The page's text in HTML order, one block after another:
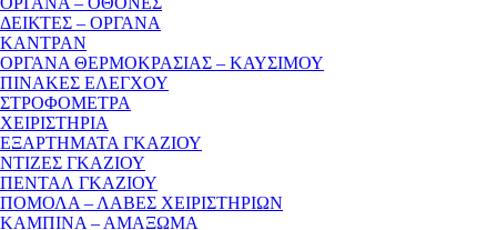
ΔΕΙΚΤΕΣ – ΟΡΓΑΝΑ
ΚΑΝΤΡΑΝ
ΟΡΓΑΝΑ ΘΕΡΜΟΚΡΑΣΙΑΣ – ΚΑΥΣΙΜΟΥ
ΠΙΝΑΚΕΣ ΕΛΕΓΧΟΥ
ΣΤΡΟΦΟΜΕΤΡΑ
ΧΕΙΡΙΣΤΗΡΙΑ
ΕΞΑΡΤΗΜΑΤΑ ΓΚΑΖΙΟΥ
ΝΤΙΖΕΣ ΓΚΑΖΙΟΥ
ΠΕΝΤΑΛ ΓΚΑΖΙΟΥ
ΠΟΜΟΛΑ – ΛΑΒΕΣ ΧΕΙΡΙΣΤΗΡΙΩΝ
ΚΑΜΠΙΝΑ – ΑΜΑΞΩΜΑ